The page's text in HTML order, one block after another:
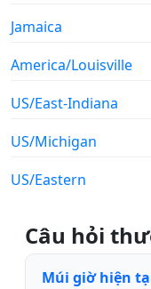
Jamaica
America/Louisville
US/East-Indiana
US/Michigan
US/Eastern
Câu hỏi
Múi giờ hiện